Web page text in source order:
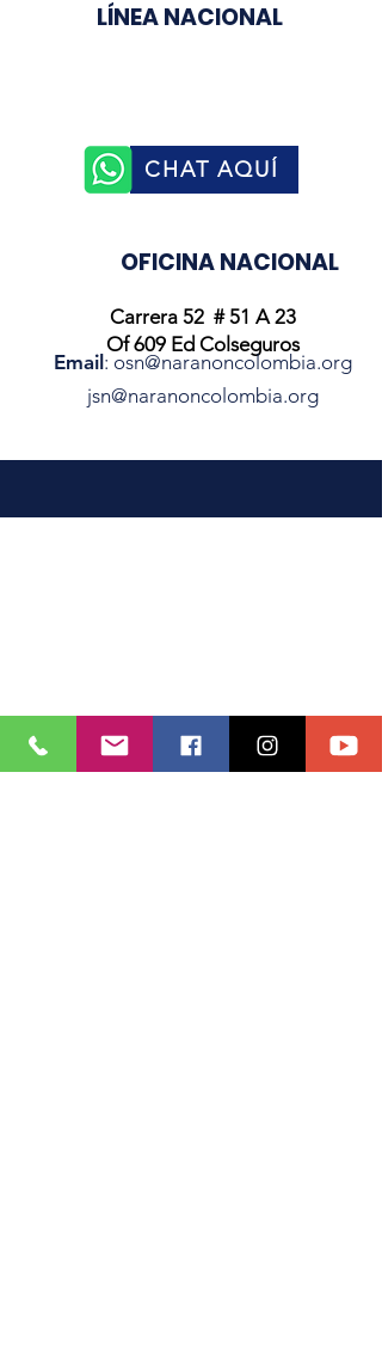
Carrera 52 # 51 A 23
Of 609 Ed Colseguros
Email : osn@naranoncolombia.org
jsn@naranoncolombia.org
LÍNEA NACIONAL
CHAT AQUÍ
OFICINA NACIONAL